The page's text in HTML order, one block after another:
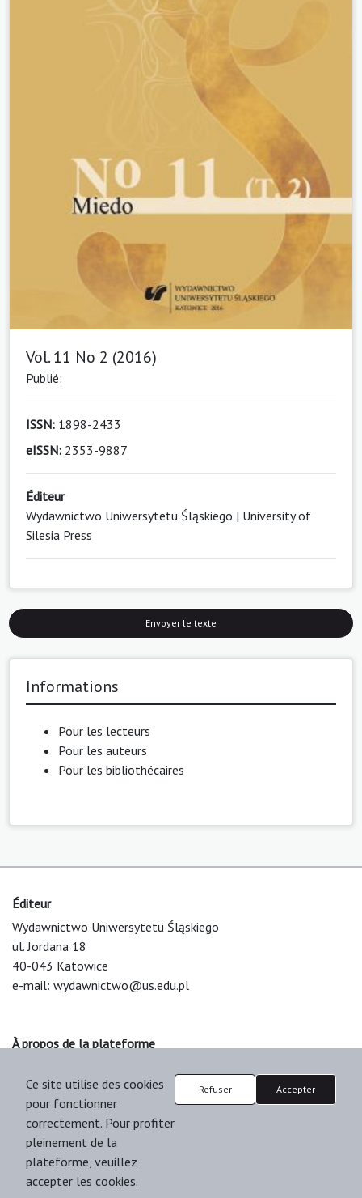
Vol. 11 No 2 (2016)
Publié:
ISSN: 1898-2433
eISSN: 2353-9887
Éditeur
Wydawnictwo Uniwersytetu Śląskiego | University of
Silesia Press
Envoyer le texte
Informations
Pour les lecteurs
Pour les auteurs
Pour les bibliothécaires
Éditeur
Wydawnictwo Uniwersytetu Śląskiego
ul. Jordana 18
40-043 Katowice
e-mail: wydawnictwo@us.edu.pl
À propos de la plateforme
Support & Customization by LIBCOM
Platform & Workflow by OJS/PKP
Ce site utilise des cookies
pour fonctionner
correctement. Pour profiter
pleinement de la
plateforme, veuillez
accepter les cookies.
Refuser Accepter